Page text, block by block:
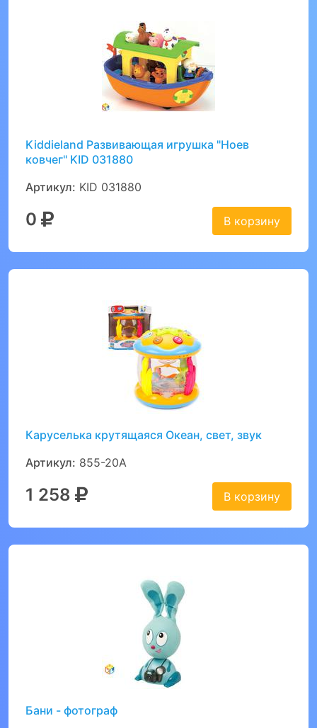
Kiddieland Развивающая игрушка "Ноев
ковчег" KID 031880
Артикул: KID 031880
0 В корзину
Каруселька крутящаяся Океан, свет, звук
Артикул: 855-20A
1 258 В корзину
Бани - фотограф